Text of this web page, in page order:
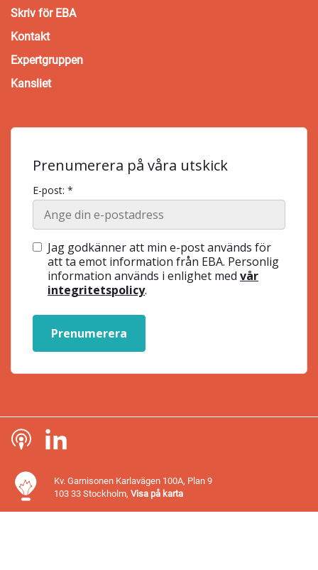
Skriv för EBA
Kontakt
Expertgruppen
Kansliet
Prenumerera på våra utskick
E-post: *
Jag godkänner att min e-post används för
att ta emot information från EBA. Personlig
information används i enlighet med vår
integritetspolicy.
Prenumerera
Kv. Garnisonen Karlavägen 100A, Plan 9
103 33 Stockholm, Visa på karta